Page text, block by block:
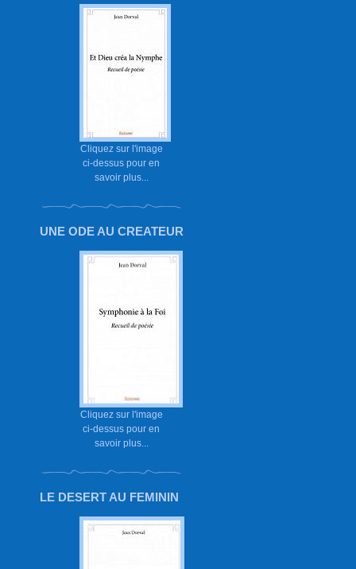
Cliquez sur l'image
ci-dessus pour en
savoir plus...
UNE ODE AU CREATEUR
Cliquez sur l'image
ci-dessus pour en
savoir plus...
LE DESERT AU FEMININ